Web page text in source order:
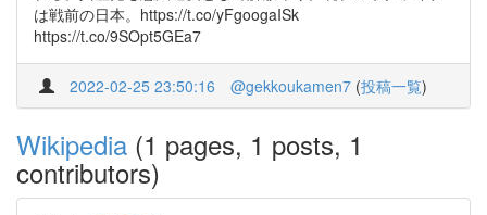
は戦前の日本。https://t.co/yFgoogaISk
https://t.co/9SOpt5GEa7
2022-02-25 23:50:16 @gekkoukamen7 (投稿一覧)
Wikipedia (1 pages, 1 posts, 1
contributors)